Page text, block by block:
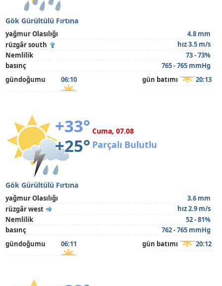
Gök Gürültülü Fırtına
yağmur Olasılığı
4.8 mm
rüzgâr south
hız 3.5 m/s
Nemlilik
73 - 73%
basınç
765 - 765 mmHg
gündoğumu
06:10 gün batımı 20:13
+33°
+25°
Cuma, 07.08
Parçalı Bulutlu
Gök Gürültülü Fırtına
yağmur Olasılığı
3.6 mm
rüzgâr west
hız 2.9 m/s
Nemlilik
52 - 81%
basınç
762 - 765 mmHg
gündoğumu
06:11 gün batımı 20:12